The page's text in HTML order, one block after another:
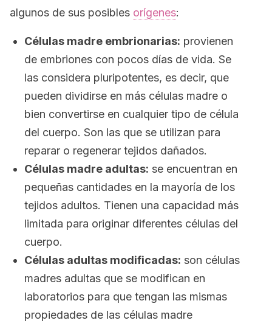
algunos de sus posibles orígenes:
Células madre embrionarias: provienen
de embriones con pocos días de vida. Se
las considera pluripotentes, es decir, que
pueden dividirse en más células madre o
bien convertirse en cualquier tipo de célula
del cuerpo. Son las que se utilizan para
reparar o regenerar tejidos dañados.
Células madre adultas: se encuentran en
pequeñas cantidades en la mayoría de los
tejidos adultos. Tienen una capacidad más
limitada para originar diferentes células del
cuerpo.
Células adultas modificadas: son células
madres adultas que se modifican en
laboratorios para que tengan las mismas
propiedades de las células madre